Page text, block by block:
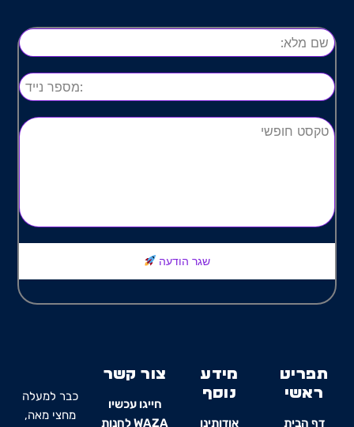
שגר הודעה
תפריט
ראשי
דף הבית
מידע
נוסף
אודותינו
צור קשר
חייגו עכשיו
WAZA לחנות
כבר למעלה
מחצי מאה,